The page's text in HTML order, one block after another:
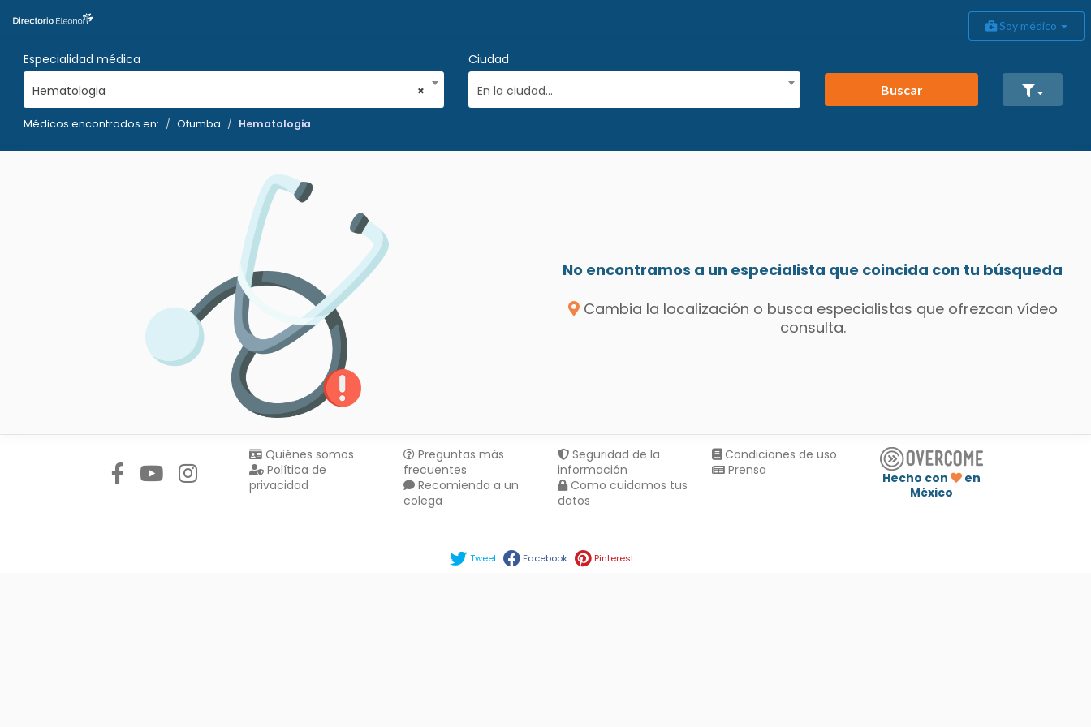
Soy médico
Especialidad médica
×
Hematologia
Ciudad
En la ciudad...
Buscar
Médicos encontrados en: Otumba Hematologia
No encontramos a un especialista que coincida con tu búsqueda
Cambia la localización o busca especialistas que ofrezcan vídeo
consulta.
Quiénes somos
Política de
privacidad
Preguntas más
frecuentes
Recomienda a un
colega
Seguridad de la
información
Como cuidamos tus
datos
Condiciones de uso
Prensa
Hecho con
en
México
Tweet Facebook Pinterest